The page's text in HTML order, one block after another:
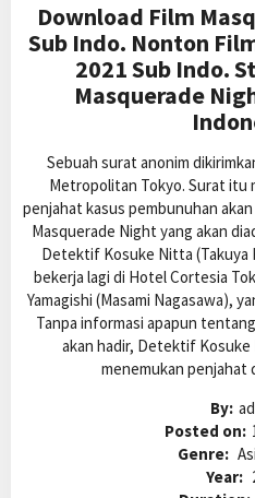
Download Film
Sub Indo. Nonton
2021 Sub Indo.
Masquerade
Sebuah surat anonim
Metropolitan Tokyo. Surat itu
penjahat kasus pembunuhan
Masquerade Night yang akan
Detektif Kosuke Nitta (Takuya
bekerja lagi di Hotel Cortesia
Yamagishi (Masami Nagasawa),
Tanpa informasi apapun
akan hadir, Detektif
menemukan penjahat
By:
Posted on:
Genre:
Year: